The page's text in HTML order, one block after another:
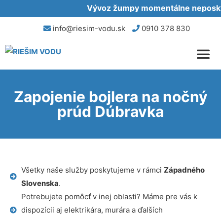
Vývoz žumpy momentálne
info@riesim-vodu.sk 0910 378 830
Zapojenie bojlera na nočný
prúd Dúbravka
Všetky naše služby poskytujeme v rámci Západného
Slovenska.
Potrebujete pomôcť v inej oblasti? Máme pre vás k
dispozícii aj elektrikára, murára a ďalších